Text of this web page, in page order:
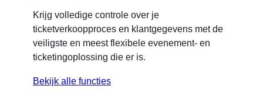
Krijg volledige controle over je
ticketverkoopproces en klantgegevens met de
veiligste en meest flexibele evenement- en
ticketingoplossing die er is.
Bekijk alle functies